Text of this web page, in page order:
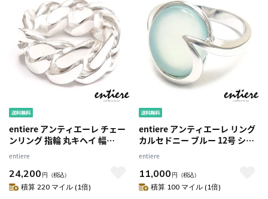
entiere アンティエーレ チェー
ンリング 指輪 丸キヘイ 幅
1.2cm 12号 メンズ レディース
ジェンダーレス シルバー925
entiere
24,200 円 （税込）
積算 220 マイル (1倍)
entiere アンティエーレ リング
カルセドニー ブルー 12号 シル
バー925 ロジウムメッキ レディ
ース
entiere
11,000 円 （税込）
積算 100 マイル (1倍)